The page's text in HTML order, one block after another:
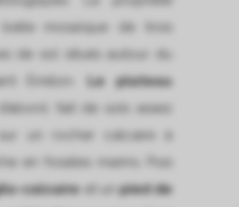
mosaïque de trois
de sol situés autour du
Émilion.
Le plateau
fait de sols assez
un rocher calcaire à
en fossiles marins. Puis
calcaire et unpied de